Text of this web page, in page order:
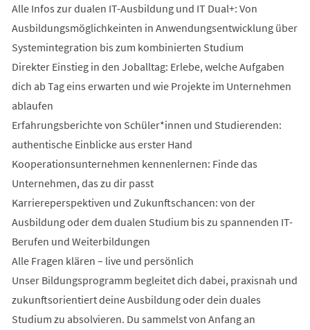
Alle Infos zur dualen IT-Ausbildung und IT Dual+: Von
Ausbildungsmöglichkeinten in Anwendungsentwicklung über
Systemintegration bis zum kombinierten Studium
Direkter Einstieg in den Joballtag: Erlebe, welche Aufgaben
dich ab Tag eins erwarten und wie Projekte im Unternehmen
ablaufen
Erfahrungsberichte von Schüler*innen und Studierenden:
authentische Einblicke aus erster Hand
Kooperationsunternehmen kennenlernen: Finde das
Unternehmen, das zu dir passt
Karriereperspektiven und Zukunftschancen: von der
Ausbildung oder dem dualen Studium bis zu spannenden IT-
Berufen und Weiterbildungen
Alle Fragen klären – live und persönlich
Unser Bildungsprogramm begleitet dich dabei, praxisnah und
zukunftsorientiert deine Ausbildung oder dein duales
Studium zu absolvieren. Du sammelst von Anfang an